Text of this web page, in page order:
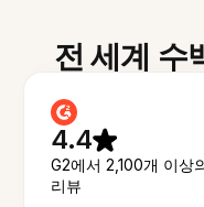
전 세계 수
4.4
G2에서 2,100개 이상
리뷰